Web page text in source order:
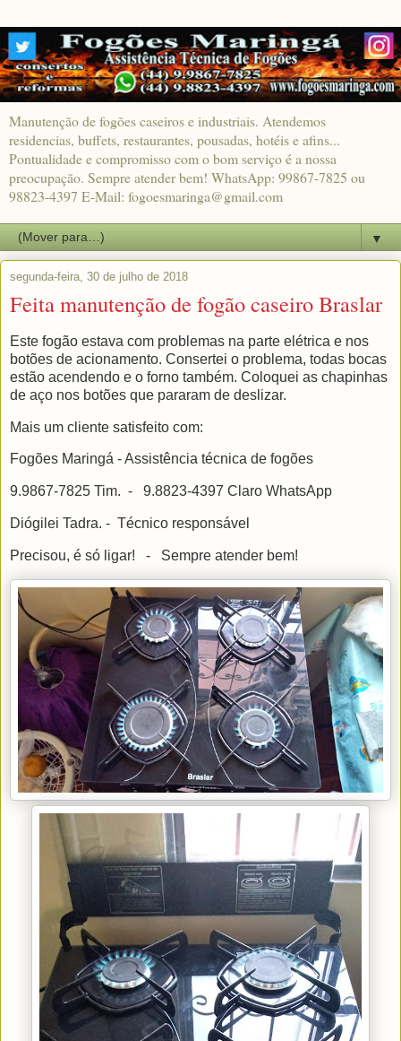
Manutenção de fogões caseiros e industriais. Atendemos
residencias, buffets, restaurantes, pousadas, hotéis e afins...
Pontualidade e compromisso com o bom serviço é a nossa
preocupação. Sempre atender bem! WhatsApp: 99867-7825 ou
98823-4397 E-Mail: fogoesmaringa@gmail.com
▼
segunda-feira, 30 de julho de 2018
Feita manutenção de fogão caseiro Braslar
Este fogão estava com problemas na parte elétrica e nos
botões de acionamento. Consertei o problema, todas bocas
estão acendendo e o forno também. Coloquei as chapinhas
de aço nos botões que pararam de deslizar.
Mais um cliente satisfeito com:
Fogões Maringá - Assistência técnica de fogões
9.9867-7825 Tim. - 9.8823-4397 Claro WhatsApp
Diógilei Tadra. - Técnico responsável
Precisou, é só ligar! - Sempre atender bem!